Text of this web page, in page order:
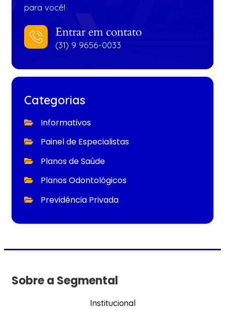
para você!
Entrar em contato
(31) 9 9656-0033
Categorias
Informativos
Painel de Especialistas
Planos de Saúde
Planos Odontológicos
Previdência Privada
Sobre a Segmental
Institucional